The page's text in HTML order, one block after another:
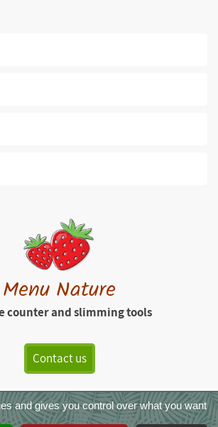
Menu Nature
counter and slimming tools
Contact us
© 2026|Legals|Terms of Service|CGVS|
and gives you control over what you want